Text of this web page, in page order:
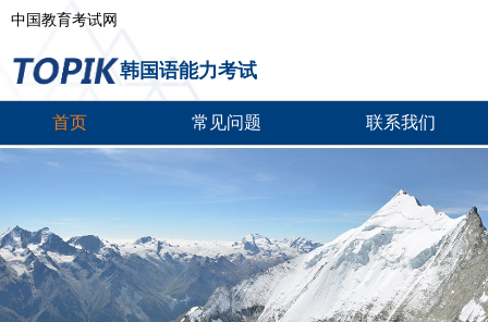
中国教育考试网
韩国语能力考试
首页 常见问题 联系我们